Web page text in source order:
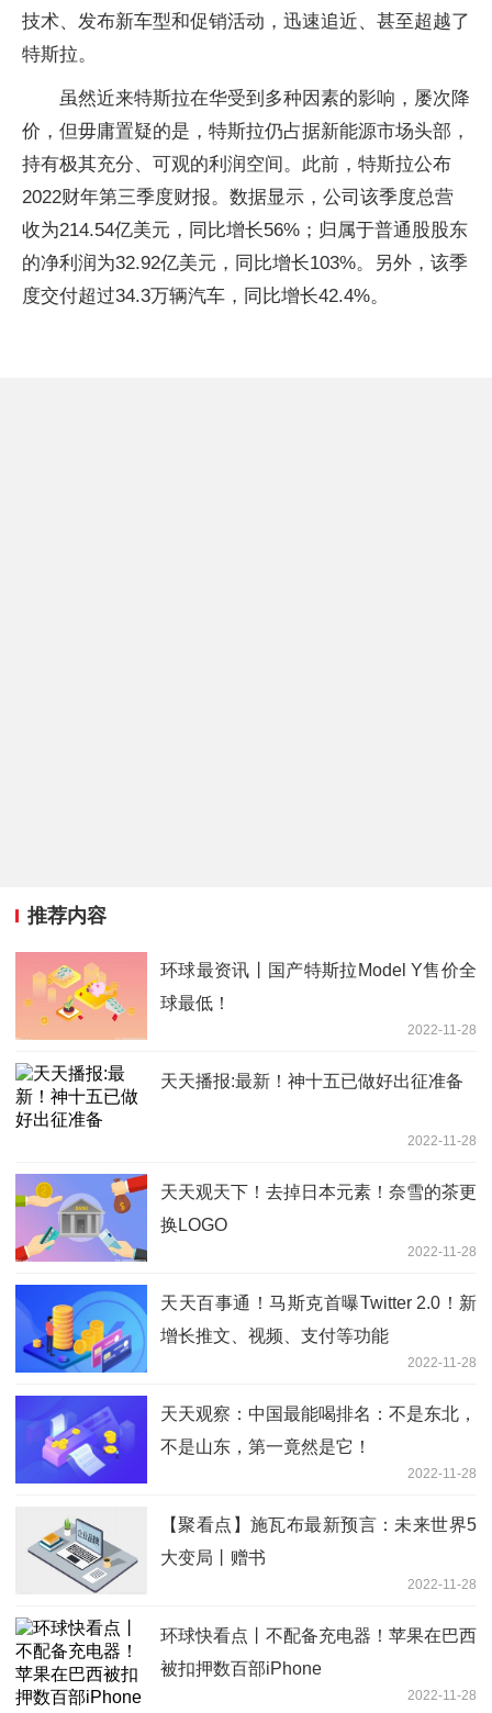
技术、发布新车型和促销活动，迅速追近、甚至超越了
特斯拉。
虽然近来特斯拉在华受到多种因素的影响，屡次降
价，但毋庸置疑的是，特斯拉仍占据新能源市场头部，
持有极其充分、可观的利润空间。此前，特斯拉公布
2022财年第三季度财报。数据显示，公司该季度总营
收为214.54亿美元，同比增长56%；归属于普通股股东
的净利润为32.92亿美元，同比增长103%。另外，该季
度交付超过34.3万辆汽车，同比增长42.4%。
推荐内容
环球最资讯丨国产特斯拉Model Y售价全
球最低！
2022-11-28
天天播报:最新！神十五已做好出征准备
2022-11-28
天天观天下！去掉日本元素！奈雪的茶更
换LOGO
2022-11-28
天天百事通！马斯克首曝Twitter 2.0！新
增长推文、视频、支付等功能
2022-11-28
天天观察：中国最能喝排名：不是东北，
不是山东，第一竟然是它！
2022-11-28
【聚看点】施瓦布最新预言：未来世界5
大变局丨赠书
2022-11-28
环球快看点丨不配备充电器！苹果在巴西
被扣押数百部iPhone
2022-11-28